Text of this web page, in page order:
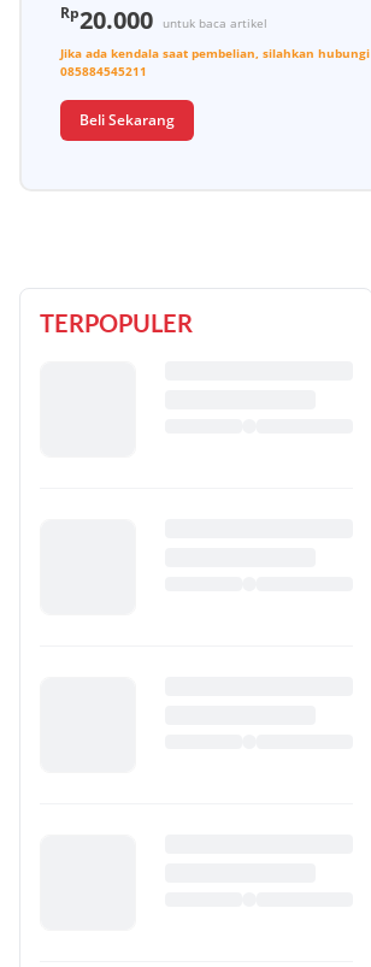
Rp20.000
untuk baca artikel
Jika ada kendala saat pembelian, silahkan hubungi
085884545211
Beli Sekarang
TERPOPULER